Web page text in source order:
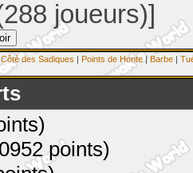
joueurs)]
Côté des Sadiques | Points de Honte| Barbe |
points)